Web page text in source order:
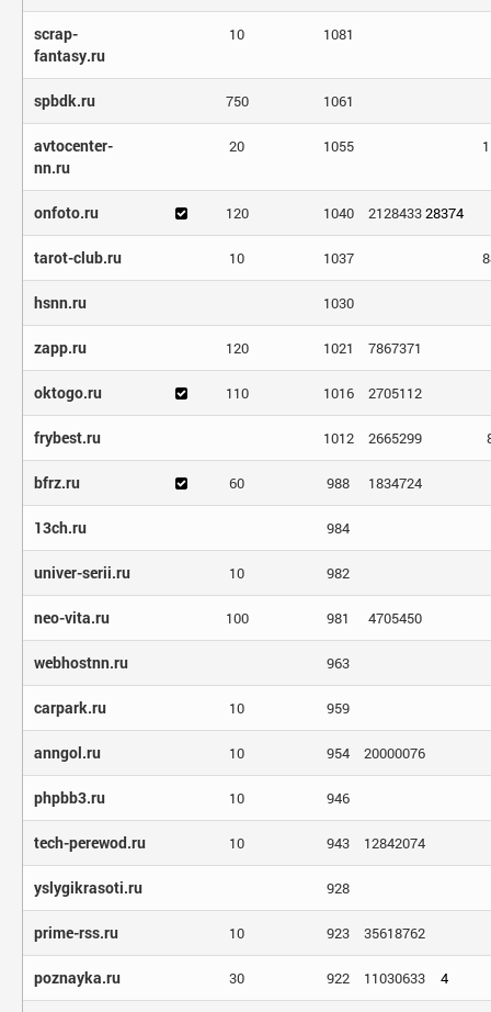
scrap-
fantasy.ru
10 1081
spbdk.ru 750 1061
avtocenter-
nn.ru
20 1055
onfoto.ru 120 1040 212843328374
tarot-club.ru 10 1037
hsnn.ru 1030
zapp.ru 120 1021 7867371
oktogo.ru 110 1016 2705112
frybest.ru 1012 2665299
bfrz.ru 60 988 1834724
13ch.ru 984
univer-serii.ru 10 982
neo-vita.ru 100 981 4705450
webhostnn.ru 963
carpark.ru 10 959
anngol.ru 10 954 20000076
phpbb3.ru 10 946
tech-perewod.ru 10 943 12842074
yslygikrasoti.ru 928
prime-rss.ru 10 923 35618762
poznayka.ru 30 922 11030633 4